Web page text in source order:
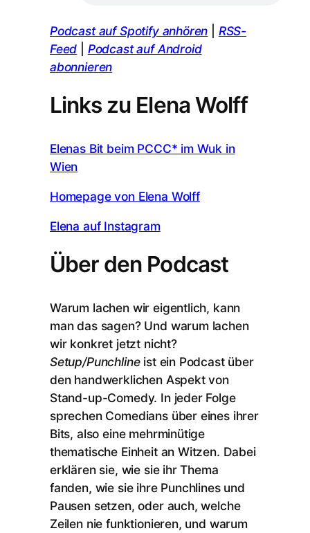
Podcast auf Spotify anhören
RSS-
Feed
Podcast auf Android
abonnieren
Links zu Elena Wolff
Elenas Bit beim PCCC* im Wuk in
Wien
Homepage von Elena Wolff
Elena auf Instagram
Über den Podcast
Warum lachen wir eigentlich, kann
man das sagen? Und warum lachen
wir konkret jetzt nicht?
Setup/Punchline ist ein Podcast über
den handwerklichen Aspekt von
Stand-up-Comedy. In jeder Folge
sprechen Comedians über eines ihrer
Bits, also eine mehrminütige
thematische Einheit an Witzen. Dabei
erklären sie, wie sie ihr Thema
fanden, wie sie ihre Punchlines und
Pausen setzen, oder auch, welche
Zeilen nie funktionieren, und warum